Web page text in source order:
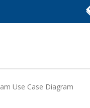
Use Case Diagram